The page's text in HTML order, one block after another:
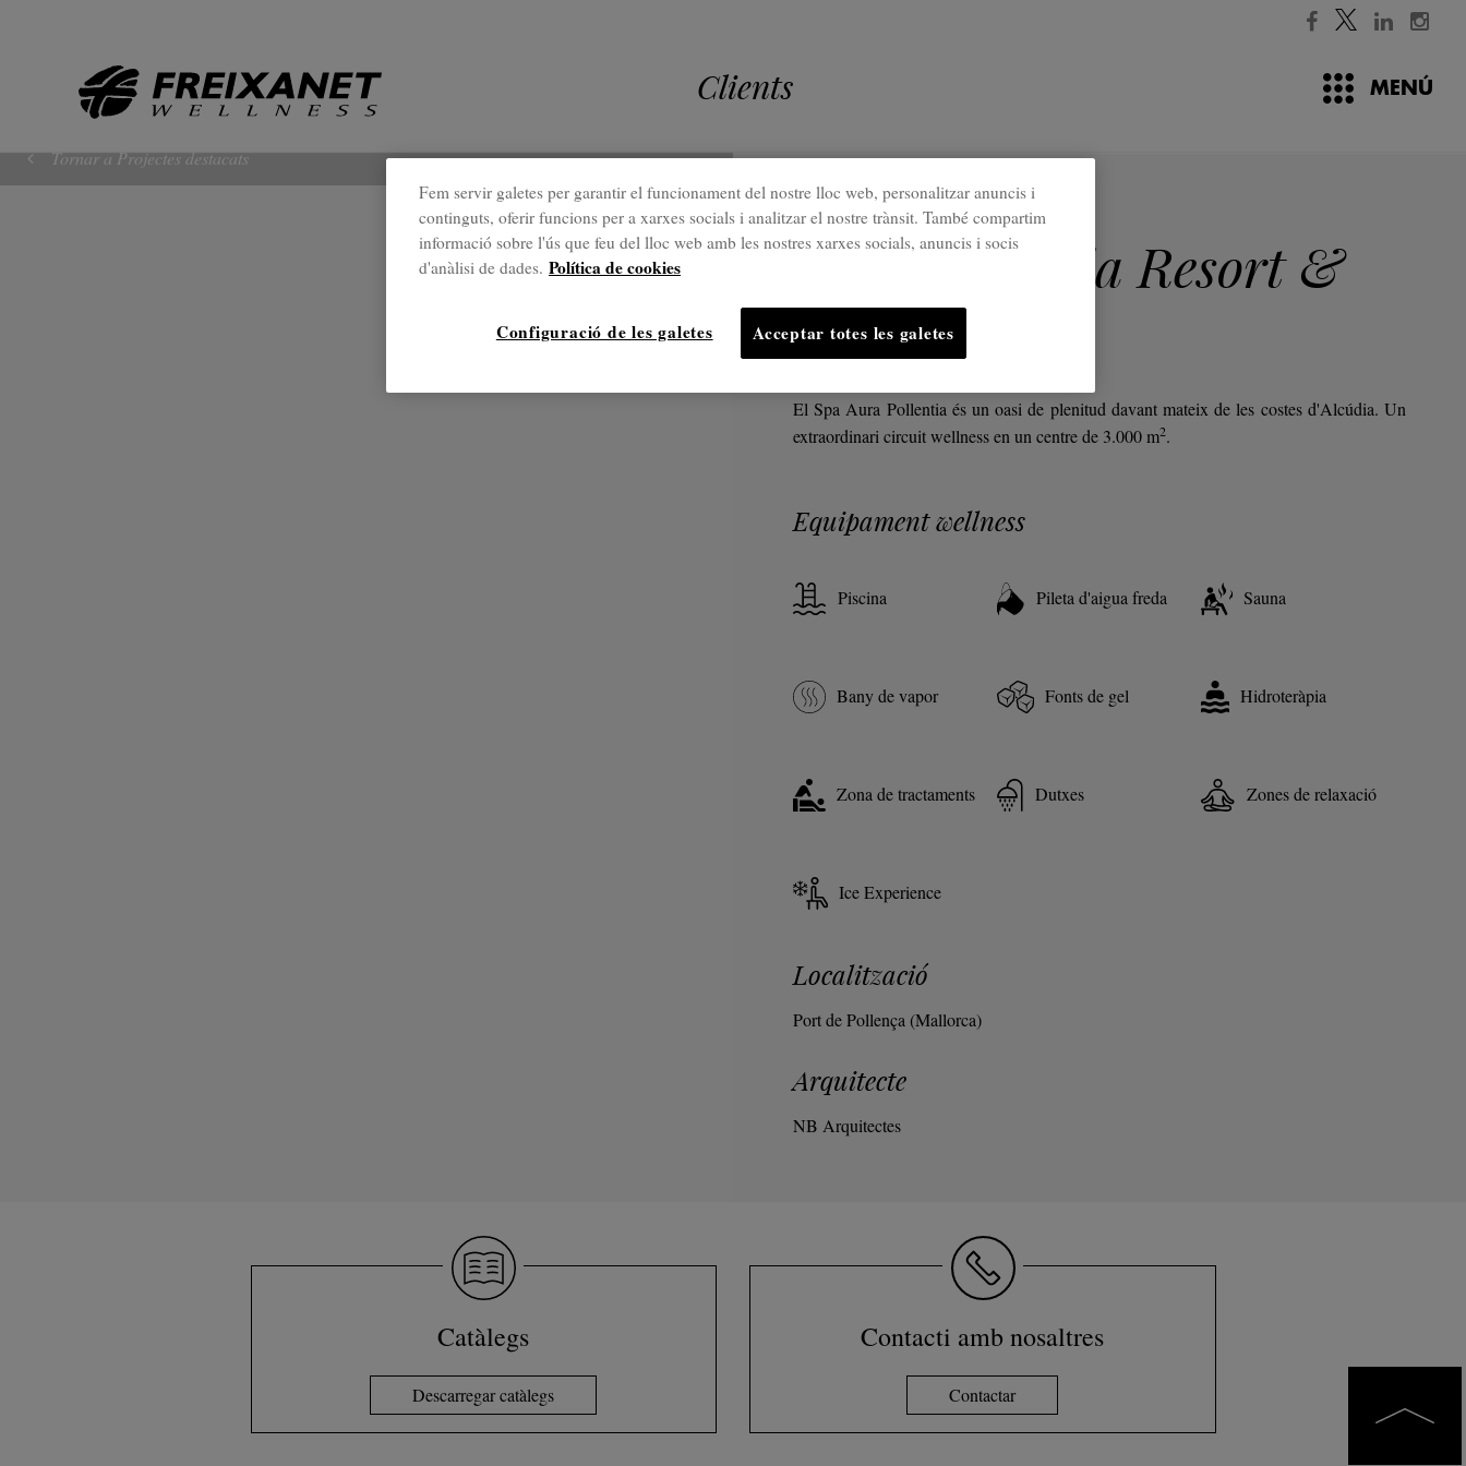
Clients MENÚ
Tornar a Projectes destacats
Projectes destacats
Club Pollentia Resort &
Spa
El Spa Aura Pollentia és un oasi de plenitud davant mateix de les costes d'Alcúdia. Un
extraordinari circuit wellness en un centre de 3.000m2.
Equipament wellness
Piscina Pileta d'aigua freda Sauna
Bany de vapor Fonts de gel Hidroteràpia
Zona de tractaments Dutxes Zones de relaxació
Ice Experience
Localització
Port de Pollença (Mallorca)
Arquitecte
NB Arquitectes
Catàlegs
Descarregar catàlegs
Contacti amb nosaltres
Contactar
Fem servir galetes per garantir el funcionament del nostre lloc web, personalitzar anuncis i
continguts, oferir funcions per a xarxes socials i analitzar el nostre trànsit. També compartim
informació sobre l'ús que feu del lloc web amb les nostres xarxes socials, anuncis i socis
d'anàlisi de dades. Política de cookies
Acceptar totes les galetes
Configuració de les galetes